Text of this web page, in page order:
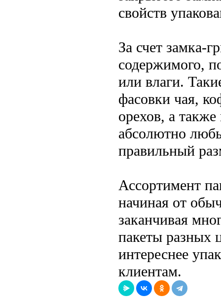
свойств
За счет замка-
содержимого,
или влаги.
фасовки чая,
орехов, а
абсолютно
правильный
Ассортимент
начиная от
заканчивая
пакеты разных
интереснее
клиентам.